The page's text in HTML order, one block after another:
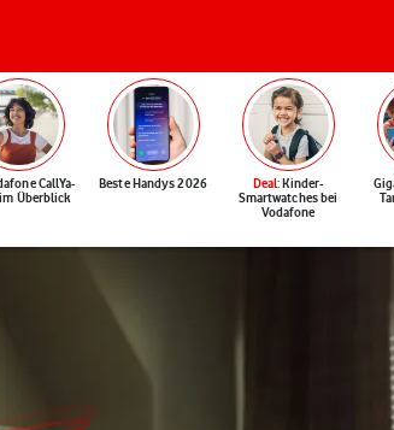
CallYa-
Überblick
Beste Handys 2026 Deal: Kinder-
Smartwatches bei
Vodafone